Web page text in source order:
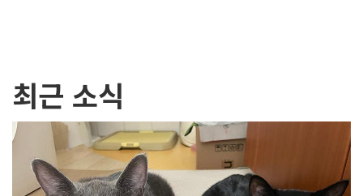
최근 소식